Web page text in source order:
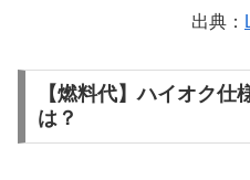
出典：
【燃料代】ハイオク仕
は？